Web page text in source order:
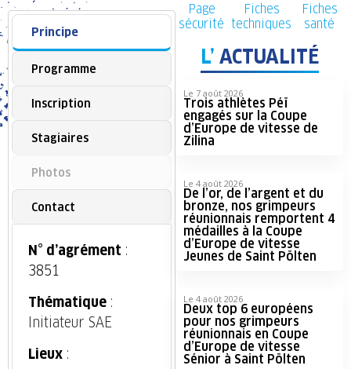
Principe
Programme
Inscription
Stagiaires
Photos
Contact
N° d’agrément :
3851
Thématique:
Initiateur SAE
Lieux:
Page
sécurité
Fiches
techniques
Fiches
santé
L’ ACTUALITÉ
Le 7 août 2026
Trois athlètes Péï
engagés sur la Coupe
d’Europe de vitesse de
Zilina
Le 4 août 2026
De l’or, de l’argent et du
bronze, nos grimpeurs
réunionnais remportent 4
médailles à la Coupe
d’Europe de vitesse
Jeunes de Saint Pölten
Le 4 août 2026
Deux top 6 européens
pour nos grimpeurs
réunionnais en Coupe
d’Europe de vitesse
Sénior à Saint Pölten